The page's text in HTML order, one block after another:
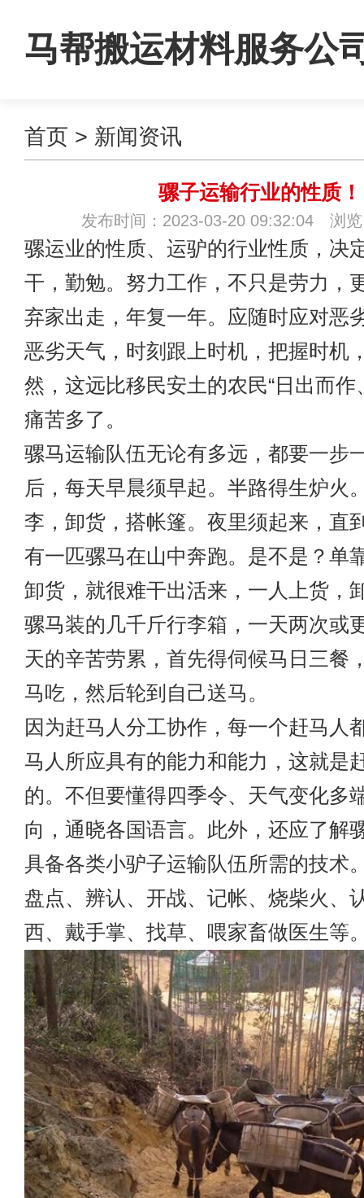
马帮搬运材料服务公
首页 > 新闻资讯
骡子运输行业的性质！
发布时间：2023-03-20 09:32:04 浏览
骡运业的性质、运驴的行业性质，决
干，勤勉。努力工作，不只是劳力，
弃家出走，年复一年。应随时应对恶
恶劣天气，时刻跟上时机，把握时机
然，这远比移民安土的农民“日出而作
痛苦多了。
骡马运输队伍无论有多远，都要一步
后，每天早晨须早起。半路得生炉火
李，卸货，搭帐篷。夜里须起来，直
有一匹骡马在山中奔跑。是不是？单
卸货，就很难干出活来，一人上货，
骡马装的几千斤行李箱，一天两次或
天的辛苦劳累，首先得伺候马日三餐
马吃，然后轮到自己送马。
因为赶马人分工协作，每一个赶马人
马人所应具有的能力和能力，这就是
的。不但要懂得四季令、天气变化多
向，通晓各国语言。此外，还应了解
具备各类小驴子运输队伍所需的技术
盘点、辨认、开战、记帐、烧柴火、
西、戴手掌、找草、喂家畜做医生等